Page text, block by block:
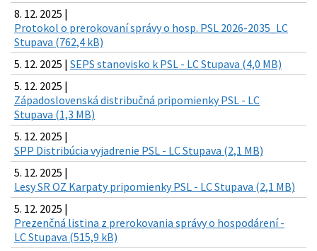
8. 12. 2025 |
Protokol o prerokovaní správy o hosp. PSL 2026-2035_LC
Stupava (762,4 kB)
5. 12. 2025 | SEPS stanovisko k PSL - LC Stupava (4,0 MB)
5. 12. 2025 |
Západoslovenská distribučná pripomienky PSL - LC
Stupava (1,3 MB)
5. 12. 2025 |
SPP Distribúcia vyjadrenie PSL - LC Stupava (2,1 MB)
5. 12. 2025 |
Lesy SR OZ Karpaty pripomienky PSL - LC Stupava (2,1 MB)
5. 12. 2025 |
Prezenčná listina z prerokovania správy o hospodárení -
LC Stupava (515,9 kB)